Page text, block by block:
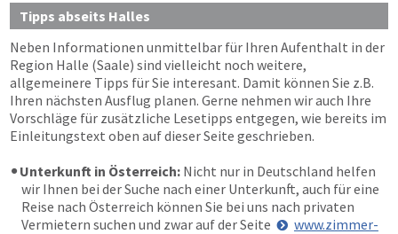
Tipps abseits Halles
Neben Informationen unmittelbar für Ihren Aufenthalt in der
Region Halle (Saale) sind vielleicht noch weitere,
allgemeinere Tipps für Sie interesant. Damit können Sie z.B.
Ihren nächsten Ausflug planen. Gerne nehmen wir auch Ihre
Vorschläge für zusätzliche Lesetipps entgegen, wie bereits im
Einleitungstext oben auf dieser Seite geschrieben.
Unterkunft in Österreich: Nicht nur in Deutschland helfen
wir Ihnen bei der Suche nach einer Unterkunft, auch für eine
Reise nach Österreich können Sie bei uns nach privaten
Vermietern suchen und zwar auf der Seite
www.zimmer-